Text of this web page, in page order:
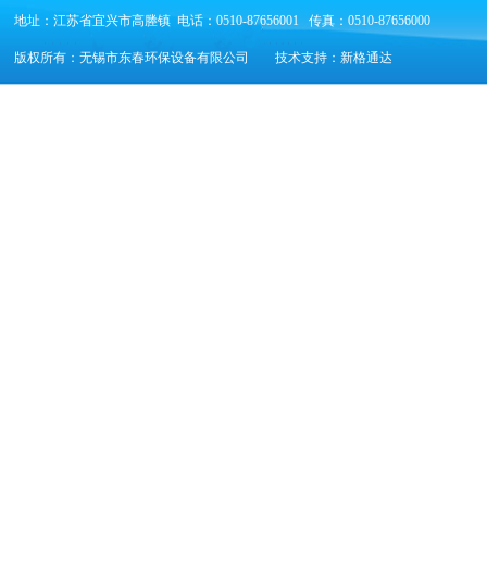
地址：江苏省宜兴市高塍镇 电话：0510-87656001 传真：0510-87656000
版权所有：无锡市东春环保设备有限公司 技术支持： 新格通达